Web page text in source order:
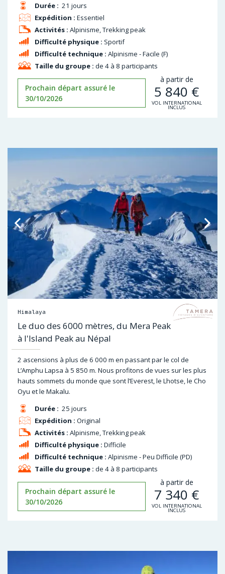
Durée : 21 jours
Difficulté physique : Sportif
Expédition : Essentiel
Difficulté technique : Alpinisme - Facile (F)
Activités : Alpinisme, Trekking peak
Taille du groupe : de 4 à 8 participants
Prochain départ assuré le
30/10/2026
à partir de
5 840 €
VOL INTERNATIONAL
INCLUS
Himalaya
Le duo des 6000 mètres, du Mera Peak
à l'Island Peak au Népal
2 ascensions à plus de 6 000 m en passant par le col de
L’Amphu Lapsa à 5 850 m. Nous profitons de vues sur les plus
hauts sommets du monde que sont l’Everest, le Lhotse, le Cho
Oyu et le Makalu.
Durée : 25 jours
Difficulté physique : Difficile
Expédition : Original
Difficulté technique : Alpinisme - Peu Difficile (PD)
Activités : Alpinisme, Trekking peak
Taille du groupe : de 4 à 8 participants
Prochain départ assuré le
30/10/2026
à partir de
7 340 €
VOL INTERNATIONAL
INCLUS